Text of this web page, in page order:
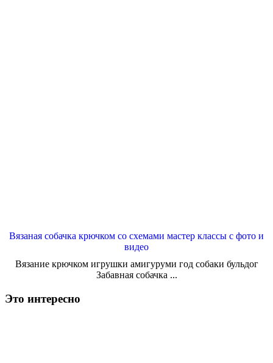
Вязаная собачка крючком со схемами мастер классы с фото и
видео
Вязание крючком игрушки амигуруми год собаки бульдог
Забавная собачка ...
Это интересно